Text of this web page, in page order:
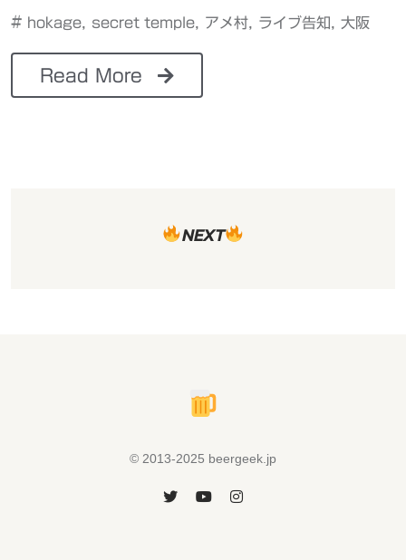
# hokage secret temple アメ村 ライブ告知 大阪
Read More
NEXT
© 2013-2025 beergeek.jp